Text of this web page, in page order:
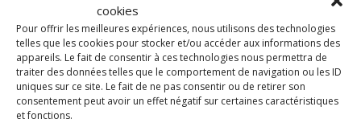
cookies
Pour offrir les meilleures expériences, nous utilisons des technologies
telles que les cookies pour stocker et/ou accéder aux informations des
appareils. Le fait de consentir à ces technologies nous permettra de
traiter des données telles que le comportement de navigation ou les ID
uniques sur ce site. Le fait de ne pas consentir ou de retirer son
consentement peut avoir un effet négatif sur certaines caractéristiques
et fonctions.
Produits similaires